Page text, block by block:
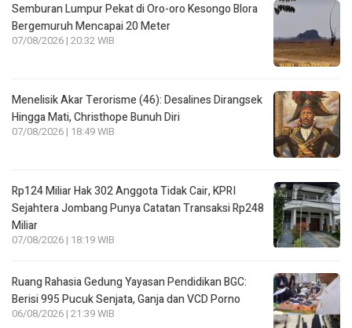
Semburan Lumpur Pekat di Oro-oro Kesongo Blora
Bergemuruh Mencapai 20 Meter
07/08/2026 | 20:32 WIB
Menelisik Akar Terorisme (46): Desalines Dirangsek
Hingga Mati, Christhope Bunuh Diri
07/08/2026 | 18:49 WIB
Rp124 Miliar Hak 302 Anggota Tidak Cair, KPRI
Sejahtera Jombang Punya Catatan Transaksi Rp248
Miliar
07/08/2026 | 18:19 WIB
Ruang Rahasia Gedung Yayasan Pendidikan BGC:
Berisi 995 Pucuk Senjata, Ganja dan VCD Porno
06/08/2026 | 21:39 WIB